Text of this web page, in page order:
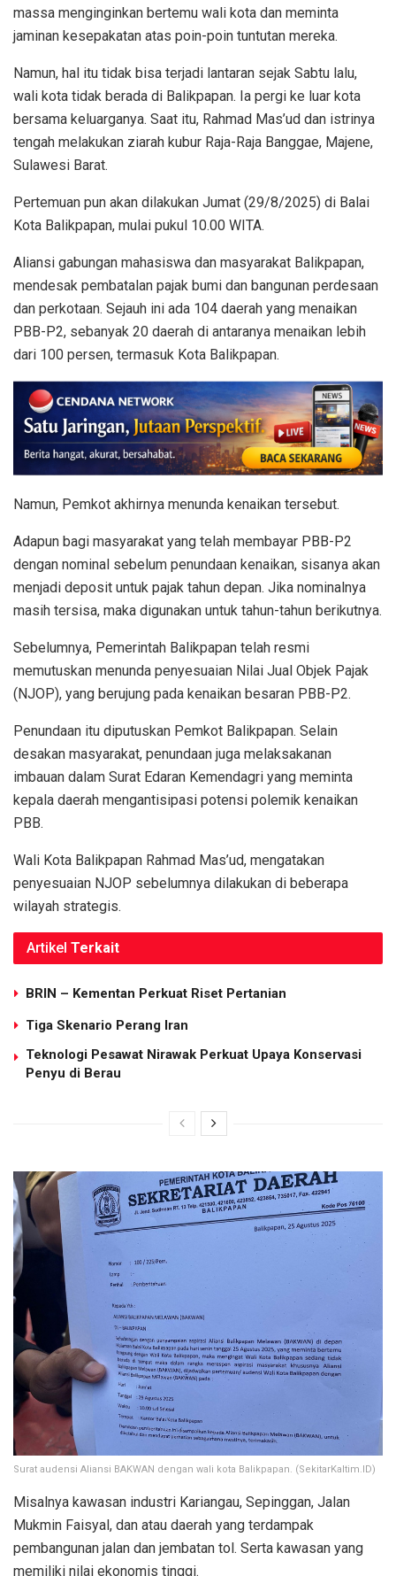
massa menginginkan bertemu wali kota dan meminta
jaminan kesepakatan atas poin-poin tuntutan mereka.
Namun, hal itu tidak bisa terjadi lantaran sejak Sabtu lalu,
wali kota tidak berada di Balikpapan. Ia pergi ke luar kota
bersama keluarganya. Saat itu, Rahmad Mas’ud dan istrinya
tengah melakukan ziarah kubur Raja-Raja Banggae, Majene,
Sulawesi Barat.
Pertemuan pun akan dilakukan Jumat (29/8/2025) di Balai
Kota Balikpapan, mulai pukul 10.00 WITA.
Aliansi gabungan mahasiswa dan masyarakat Balikpapan,
mendesak pembatalan pajak bumi dan bangunan perdesaan
dan perkotaan. Sejauh ini ada 104 daerah yang menaikan
PBB-P2, sebanyak 20 daerah di antaranya menaikan lebih
dari 100 persen, termasuk Kota Balikpapan.
Namun, Pemkot akhirnya menunda kenaikan tersebut.
Adapun bagi masyarakat yang telah membayar PBB-P2
dengan nominal sebelum penundaan kenaikan, sisanya akan
menjadi deposit untuk pajak tahun depan. Jika nominalnya
masih tersisa, maka digunakan untuk tahun-tahun berikutnya.
Sebelumnya, Pemerintah Balikpapan telah resmi
memutuskan menunda penyesuaian Nilai Jual Objek Pajak
(NJOP), yang berujung pada kenaikan besaran PBB-P2.
Penundaan itu diputuskan Pemkot Balikpapan. Selain
desakan masyarakat, penundaan juga melaksakanan
imbauan dalam Surat Edaran Kemendagri yang meminta
kepala daerah mengantisipasi potensi polemik kenaikan
PBB.
Wali Kota Balikpapan Rahmad Mas’ud, mengatakan
penyesuaian NJOP sebelumnya dilakukan di beberapa
wilayah strategis.
Artikel Terkait
BRIN – Kementan Perkuat Riset Pertanian
Tiga Skenario Perang Iran
Teknologi Pesawat Nirawak Perkuat Upaya Konservasi
Penyu di Berau
Surat audensi Aliansi BAKWAN dengan wali kota Balikpapan. (SekitarKaltim.ID)
Misalnya kawasan industri Kariangau, Sepinggan, Jalan
Mukmin Faisyal, dan atau daerah yang terdampak
pembangunan jalan dan jembatan tol. Serta kawasan yang
memiliki nilai ekonomis tinggi.